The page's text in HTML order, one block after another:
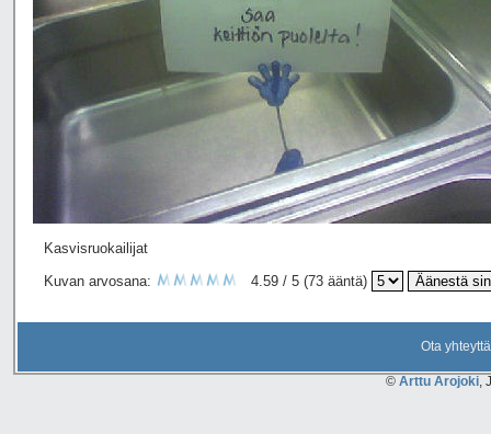
Kasvisruokailijat
Kuvan arvosana:
4.59 / 5 (73 ääntä)
Ota
© Arttu Arojoki ,